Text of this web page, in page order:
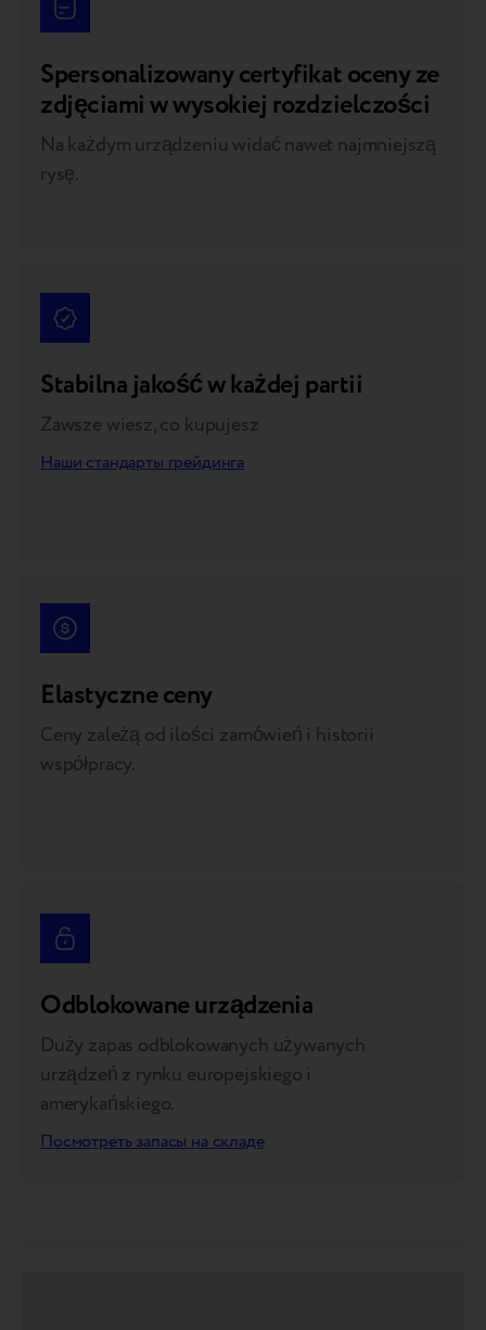
Spersonalizowany certyfikat oceny ze
zdjęciami w wysokiej rozdzielczości
Na każdym urządzeniu widać nawet najmniejszą
rysę.
Stabilna jakość w każdej partii
Zawsze wiesz, co kupujesz
Наши стандарты грейдинга
Elastyczne ceny
Ceny zależą od ilości zamówień i historii
współpracy.
Odblokowane urządzenia
Duży zapas odblokowanych używanych
urządzeń z rynku europejskiego i
amerykańskiego.
Посмотреть запасы на складе